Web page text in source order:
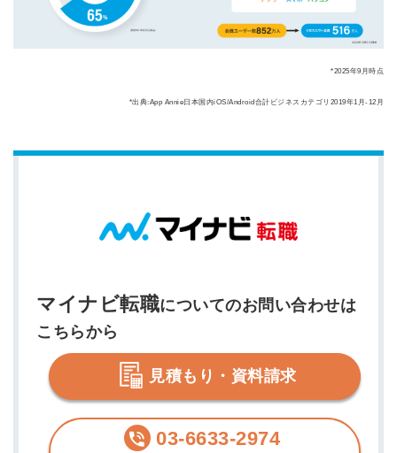
*2025年9月時点
*出典:App Annie日本国内iOS/Android合計ビジネスカテゴリ2019年1月-12月
マイナビ転職についてのお問い合わせは
こちらから
見積もり・資料請求
03-6633-2974